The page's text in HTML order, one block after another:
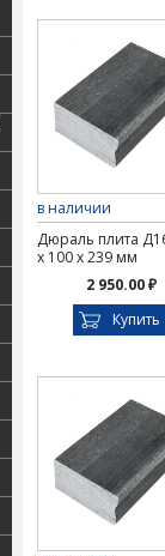
в наличии
Дюраль плита
х 100 х 239 мм
2 950.00 ₽
Купить